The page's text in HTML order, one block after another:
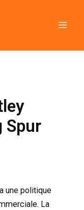
Spur
une politique
La